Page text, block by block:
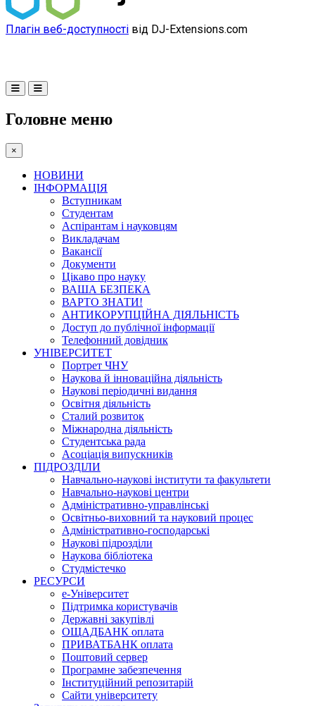
Плагін веб-доступності від DJ-Extensions.com
Головне меню
×
НОВИНИ
ІНФОРМАЦІЯ
Вступникам
Студентам
Аспірантам і науковцям
Викладачам
Вакансії
Документи
Цікаво про науку
ВАША БЕЗПЕКА
ВАРТО ЗНАТИ!
АНТИКОРУПЦІЙНА ДІЯЛЬНІСТЬ
Доступ до публічної інформації
Телефонний довідник
УНІВЕРСИТЕТ
Портрет ЧНУ
Наукова й інноваційна діяльність
Наукові періодичні видання
Освітня діяльність
Сталий розвиток
Міжнародна діяльність
Студентська рада
Асоціація випускників
ПІДРОЗДІЛИ
Навчально-наукові інститути та факультети
Навчально-наукові центри
Адміністративно-управлінські
Освітньо-виховний та науковий процес
Адміністративно-господарські
Наукові підрозділи
Наукова бібліотека
Студмістечко
РЕСУРСИ
е-Університет
Підтримка користувачів
Державні закупівлі
ОЩАДБАНК оплата
ПРИВАТБАНК оплата
Поштовий сервер
Програмне забезпечення
Інституційний репозитарій
Сайти університету